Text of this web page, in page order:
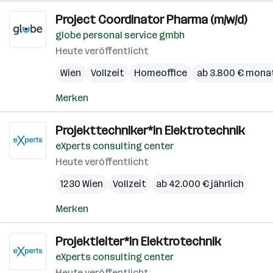
Project Coordinator Pharma (m/w/d)
globe personal service gmbh
Heute veröffentlicht
Wien
Vollzeit Homeoffice ab 3.800 €
Merken
Projekttechniker*in Elektrotechnik
eXperts consulting center
Heute veröffentlicht
1230 Wien
Vollzeit ab 42.000 € jährlich
Merken
Projektleiter*in Elektrotechnik
eXperts consulting center